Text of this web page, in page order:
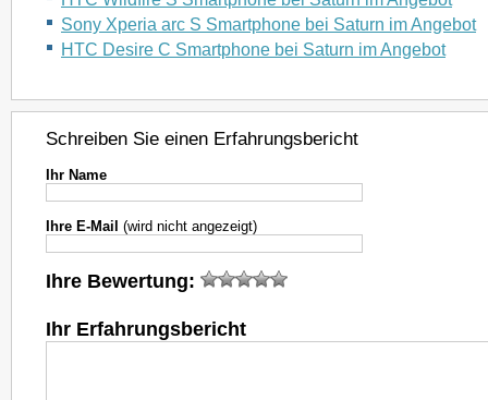
Sony Xperia arc S Smartphone bei Saturn im Angebot
HTC Desire C Smartphone bei Saturn im Angebot
Schreiben Sie einen Erfahrungsbericht
Ihr Name
Ihre E-Mail (wird nicht angezeigt)
Ihre Bewertung:
Ihr Erfahrungsbericht